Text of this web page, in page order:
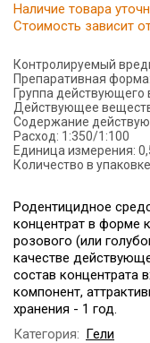
Наличие товара
Стоимость зависит
Контролируемый
Препаративная форма:
Группа действующего
Действующее
Содержание
Расход: 1:350/1:100
Единица измерения:
Количество в
Родентицидное
концентрат в форме
розового (или
качестве
состав концентрата
компонент,
хранения - 1 год.
Категория: Гели